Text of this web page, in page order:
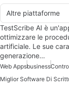
Altre piattaforme
TestScribe AI è
ottimizzare le
artificiale. Le sue
generazione…
Web Appsbusiness